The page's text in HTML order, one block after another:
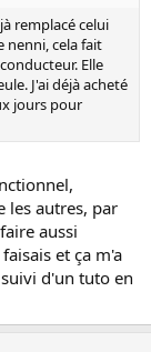
remplacé celui
nenni, cela fait
Elle
J'ai déjà acheté
jours pour
les autres, par
aussi
et ça m'a
d'un tuto en